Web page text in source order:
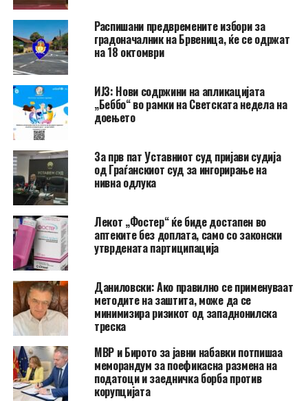
Распишани предвремените избори за
градоначалник на Брвеница, ќе се одржат
на 18 октомври
ИЈЗ: Нови содржини на апликацијата
„Беббо“ во рамки на Светската недела на
доењето
За прв пат Уставниот суд пријави судија
од Граѓанскиот суд за ингорирање на
нивна одлука
Лекот „Фостер“ ќе биде достапен во
аптеките без доплата, само со законски
утврдената партиципација
Даниловски: Ако правилно се применуваат
методите на заштита, може да се
минимизира ризикот од западнонилска
треска
МВР и Бирото за јавни набавки потпишаа
меморандум за поефикасна размена на
податоци и заедничка борба против
корупцијата